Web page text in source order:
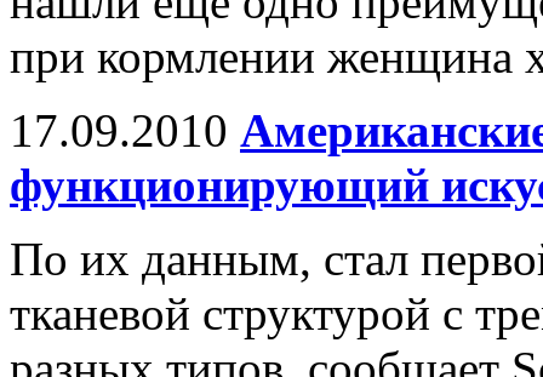
при кормлении женщина
17.09.2010
функционирующий
По их данным, стал
тканевой структурой с